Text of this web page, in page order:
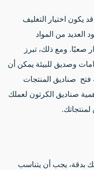
اختيار التغليف
العديد من المواد
صعبًا. ومع ذلك، تبرز
وصديق للبيئة يمكن أن
فتح صناديق المنتجات
صناديق الكرتون لعملك
بدقة، يجب أن يتناسب